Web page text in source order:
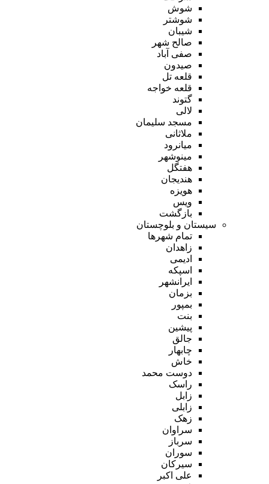
شوش
شوشتر
شیبان
صالح شهر
صفی آباد
صیدون
قلعه تل
قلعه خواجه
گتوند
لالی
مسجد سلیمان
ملاثانی
میانرود
مینوشهر
هفتگل
هندیجان
هویزه
ویس
بازگشت
سیستان و بلوچستان
تمام شهر‌ها
زاهدان
ادیمی
اسپکه
ایرانشهر
بزمان
بمپور
بنت
پیشین
جالق
چابهار
خاش
دوست محمد
راسک
زابل
زابلی
زهک
سراوان
سرباز
سوران
سیرکان
علی اکبر